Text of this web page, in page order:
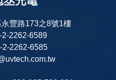
豐路173之8號1樓
2-2262-6589
2-2262-6585